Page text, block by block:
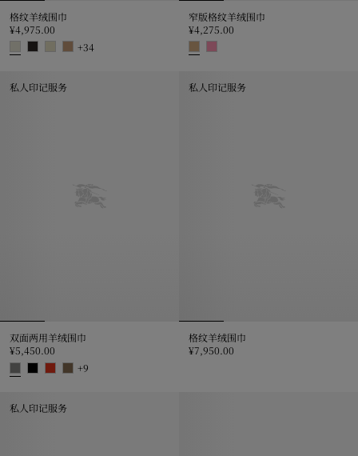
格纹羊绒围巾
¥4,975.00
+34
窄版格纹羊绒围巾
¥4,275.00
私人印记服务
双面两用羊绒围巾
¥5,450.00
+9
私人印记服务
格纹羊绒围巾
¥7,950.00
私人印记服务